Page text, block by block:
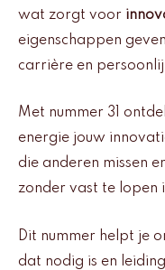
wat zorgt voor
eigenschappen
carrière en
Met nummer 31
energie jouw
die anderen missen
zonder vast te lopen
Dit nummer helpt je
dat nodig is en